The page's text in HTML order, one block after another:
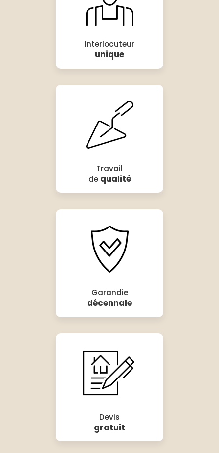
Interlocuteur
unique
Travail
de qualité
Garandie
décennale
Devis
gratuit